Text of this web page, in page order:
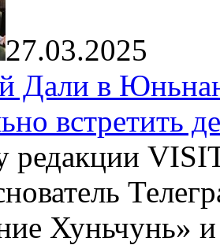
27.03.2025
Дали в
встретить
редакции
Хуньчунь»